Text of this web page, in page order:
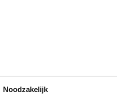
Noodzakelijk